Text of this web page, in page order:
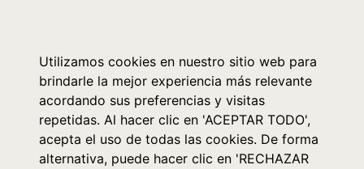
Utilizamos cookies en nuestro sitio web para
brindarle la mejor experiencia más relevante
acordando sus preferencias y visitas
repetidas. Al hacer clic en 'ACEPTAR TODO',
acepta el uso de todas las cookies. De forma
alternativa, puede hacer clic en 'RECHAZAR